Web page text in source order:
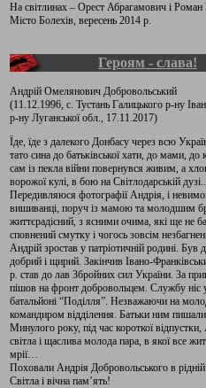
На світлинах – Орест Абрагамович і
Місто Болехів, вересень 2014 р.
Героям - слава!
Андрій Омелянович Добровольський
(11.12.1996, с. Тустань Галицького р-ну
р-ну Луганської обл., 17.11.2017)
Їде, їде з далекого Донбасу через всю
тато сина до батьківської хати, до мами,
сам із пекла війни повернувся живим, а
ворожої кулі, в бою на Світлодарській
Передивляюся фотографії Андрія, і
вишиванці, поруч із мамою та молодшим
життєрадісний, з ясними очима, які ще не
сповнений смутку і чогось зовсім
Андрій зростав у патріотичній родині.
добрий і щирий. Закінчив Івано-
р. став до лав Збройних сил України. За
пішов на фронт добровольцем. Службу ніс
батальйоні “Поділля”. Незважаючи на
командиром відділення. Батьки ним
Минулого року, під час короткої
світла і щаслива молода пара, в якої все
мрії…
Поховали Андрія Добровольського в рідній
Світла і вічна пам’ять!